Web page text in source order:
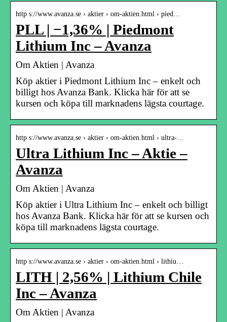
http s://www.avanza.se › aktier › om-aktien.html › pied…
PLL | −1,36% | Piedmont
Lithium Inc – Avanza
Om Aktien | Avanza
Köp aktier i Piedmont Lithium Inc – enkelt och
billigt hos Avanza Bank. Klicka här för att se
kursen och köpa till marknadens lägsta courtage.
http s://www.avanza.se › aktier › om-aktien.html › ultra-…
Ultra Lithium Inc – Aktie –
Avanza
Om Aktien | Avanza
Köp aktier i Ultra Lithium Inc – enkelt och billigt
hos Avanza Bank. Klicka här för att se kursen och
köpa till marknadens lägsta courtage.
http s://www.avanza.se › aktier › om-aktien.html › lithiu…
LITH | 2,56% | Lithium Chile
Inc – Avanza
Om Aktien | Avanza